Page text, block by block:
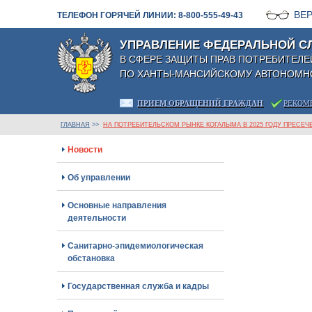
ТЕЛЕФОН ГОРЯЧЕЙ ЛИНИИ: 8-800-555-49-43
УПРАВЛЕНИЕ ФЕДЕРАЛЬНОЙ
В СФЕРЕ ЗАЩИТЫ ПРАВ
ПО ХАНТЫ-МАНСИЙСКОМУ
ПРИЕМ ОБРАЩЕНИЙ ГРАЖДАН
ГЛАВНАЯ >> НА ПОТРЕБИТЕЛЬСКОМ РЫНКЕ КОГАЛЫМА В 2025 ГОДУ
Новости
Об управлении
Основные направления
деятельности
Санитарно-эпидемиологическая
обстановка
Государственная служба и кадры